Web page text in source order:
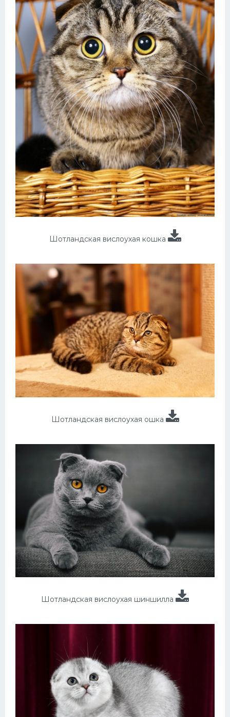
Шотландская вислоухая кошка
Шотландская вислоухая ошка
Шотландская вислоухая шиншилла